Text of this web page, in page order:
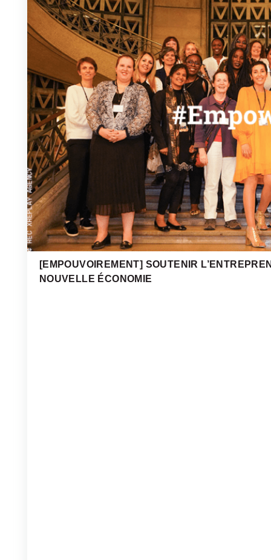
[EMPOUVOIREMENT] SOUTENIR
NOUVELLE ÉCONOMIE